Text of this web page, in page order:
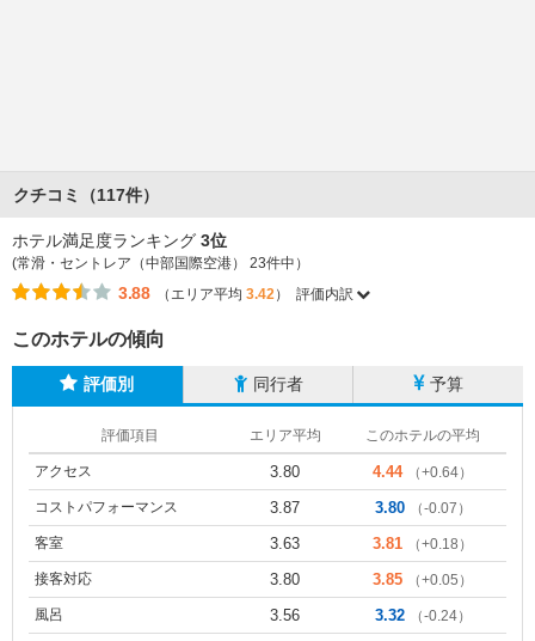
クチコミ（117件）
ホテル満足度ランキング 3位
(常滑・セントレア（中部国際空港） 23件中）
3.88 （エリア平均 3.42） 評価内訳
このホテルの傾向
評価別 同行者 予算
評価項目 エリア平均 このホテルの平均
アクセス 3.80 4.44 （+0.64）
コストパフォーマンス 3.87 3.80 （-0.07）
客室 3.63 3.81 （+0.18）
接客対応 3.80 3.85 （+0.05）
風呂 3.56 3.32 （-0.24）